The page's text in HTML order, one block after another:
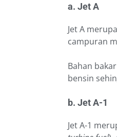
a. Jet A
Jet A
campuran
Bahan
bensin
b. Jet A-1
Jet A-1